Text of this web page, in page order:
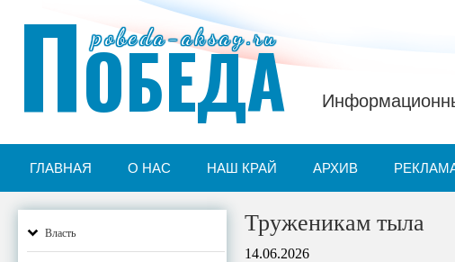
pobeda-aksay.ru
ПОБЕДА
ГЛАВНАЯ О НАС НАШ КРАЙ АРХИВ
Власть Труженикам тыла
14.06.2026